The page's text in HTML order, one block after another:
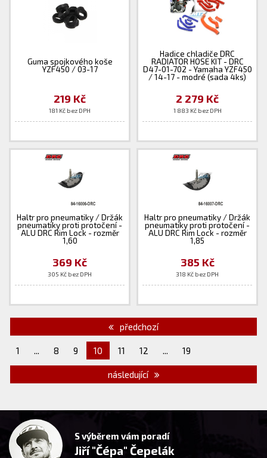
Guma spojkového koše
YZF450 / 03-17
219 Kč
181 Kč bez DPH
Hadice chladiče DRC
RADIATOR HOSE KIT - DRC
D47-01-702 - Yamaha YZF450
/ 14-17 - modré (sada 4ks)
2 279 Kč
1 883 Kč bez DPH
Haltr pro pneumatiky / Držák
pneumatiky proti protočení -
ALU DRC Rim Lock - rozměr
1,60
369 Kč
305 Kč bez DPH
Haltr pro pneumatiky / Držák
pneumatiky proti protočení -
ALU DRC Rim Lock - rozměr
1,85
385 Kč
318 Kč bez DPH
předchozí
1 ... 8 9 10 11 12 ... 19
následující
S výběrem vám poradí
Jiří "Čépa" Čepelák